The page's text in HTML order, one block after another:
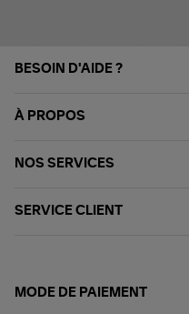
BESOIN D'AIDE ?
À PROPOS
NOS SERVICES
SERVICE CLIENT
MODE DE PAIEMENT